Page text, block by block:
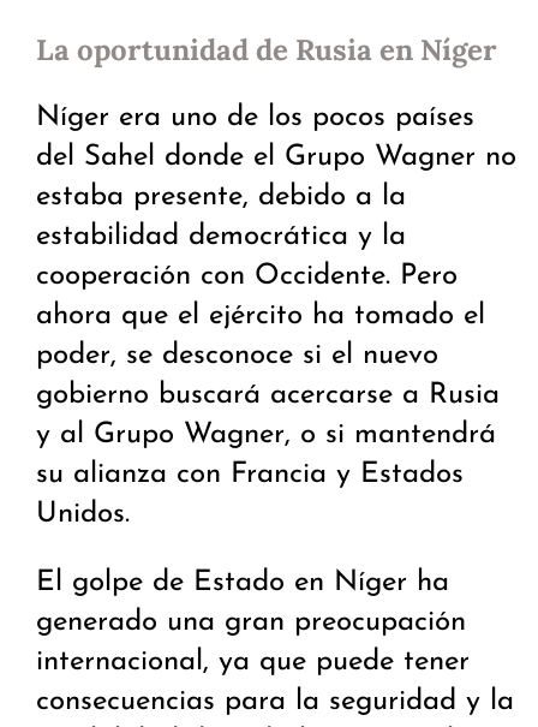
La oportunidad de Rusia en Níger
Níger era uno de los pocos países
del Sahel donde el Grupo Wagner no
estaba presente, debido a la
estabilidad democrática y la
cooperación con Occidente. Pero
ahora que el ejército ha tomado el
poder, se desconoce si el nuevo
gobierno buscará acercarse a Rusia
y al Grupo Wagner, o si mantendrá
su alianza con Francia y Estados
Unidos.
El golpe de Estado en Níger ha
generado una gran preocupación
internacional, ya que puede tener
consecuencias para la seguridad y la